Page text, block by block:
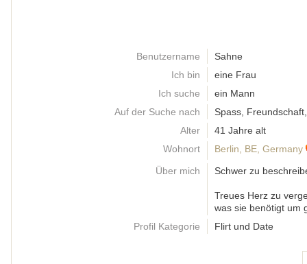
Benutzername
Sahne
Ich bin
eine Frau
Ich suche
ein Mann
Auf der Suche nach
Spass,
Alter
41 Jahre alt
Wohnort
Berlin, BE, Germany
Über mich
Schwer zu
Treues Herz zu
was sie benötigt um
Profil Kategorie
Flirt und Date